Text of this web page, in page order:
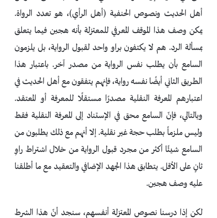
أهل الحديث ونصوص الحنفية (أهل الرأي)، هو تعدد الرواة.
يمكن وصف هذا الموقف المعرفي للمعتزلة بأنه هجين فيما يتعلق
بمسألة الرد. هم لا يكتفون براو واحد لقبول الرواية، بل يلزمون
السامع بأن يطلب نفس الرواية من مصدر آخر. باعتبار هذا
الطريق الثاني أيضًا نفسه رواية، فإنهم يتفقون مع أهل الحديث في
اعتبارهم المعرفة النقلية مصدرًا مستقلًا للمعرفة أو المعتقد.
وبالتالي، فإنّ السامع محق في الإستناد إلى المعرفة النقلية فقط
وليس ملزماً بطلب حجة غير نقلية. إلا أنهم مع ذلك يطلبون من
السامع شيئًا أكثر من مجرد قبول الرواية من خلال اشتراط راوِ
ثانٍ على الأقل. يتطابق هذا الجهد الإضافي والتعقيد مع ما أطلقنا
عليه وصف هجين.
لكن إذا درسنا نصوص المعتزلة أنفسهم، سنجد أنّ هذا الشرط